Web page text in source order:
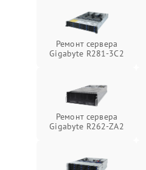
Ремонт сервера
Gigabyte R281-3C2
Ремонт сервера
Gigabyte R262-ZA2